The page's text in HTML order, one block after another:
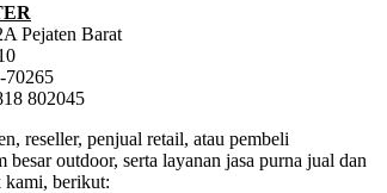
Pejaten Barat
70265
802045
reseller, penjual retail, atau pembeli
outdoor, serta layanan jasa purna jual dan
kami, berikut: